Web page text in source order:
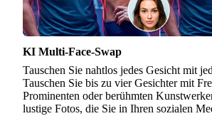
KI Multi-Face-Swap
Tauschen Sie nahtlos jedes Gesicht mit
Tauschen Sie bis zu vier Gesichter mit
Prominenten oder berühmten
lustige Fotos, die Sie in Ihren sozialen